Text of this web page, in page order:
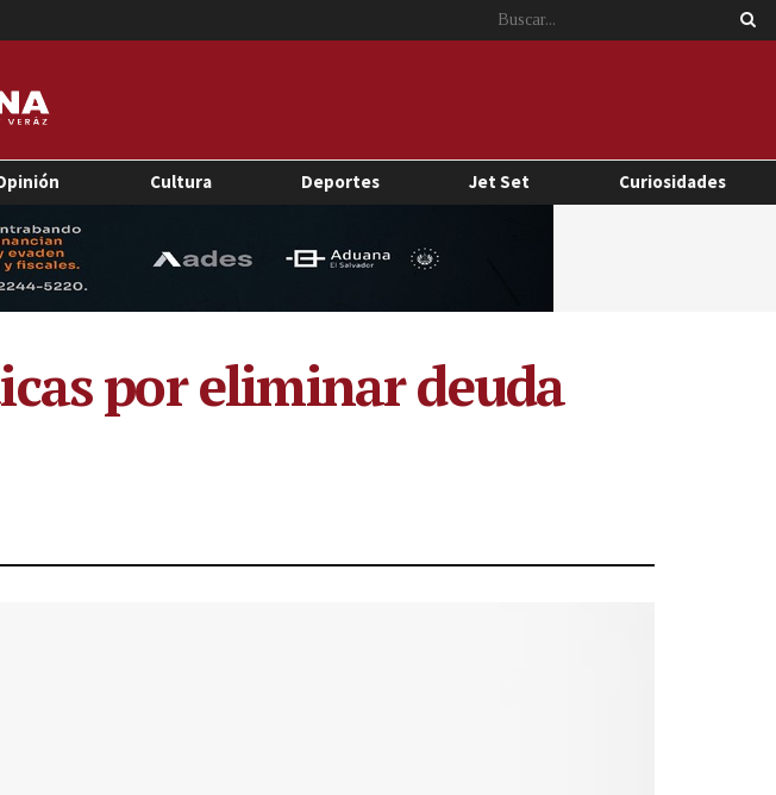
Cultura Deportes Jet Set Curiosidades
por eliminar deuda